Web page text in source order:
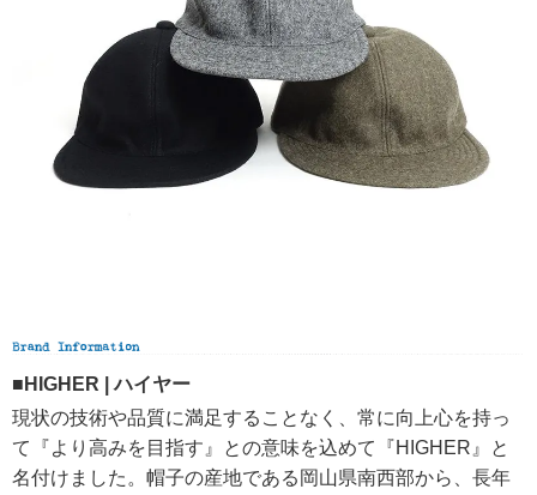
■HIGHER | ハイヤー
現状の技術や品質に満足することなく、常に向上心を持っ
て『より高みを目指す』との意味を込めて『HIGHER』と
名付けました。帽子の産地である岡山県南西部から、長年